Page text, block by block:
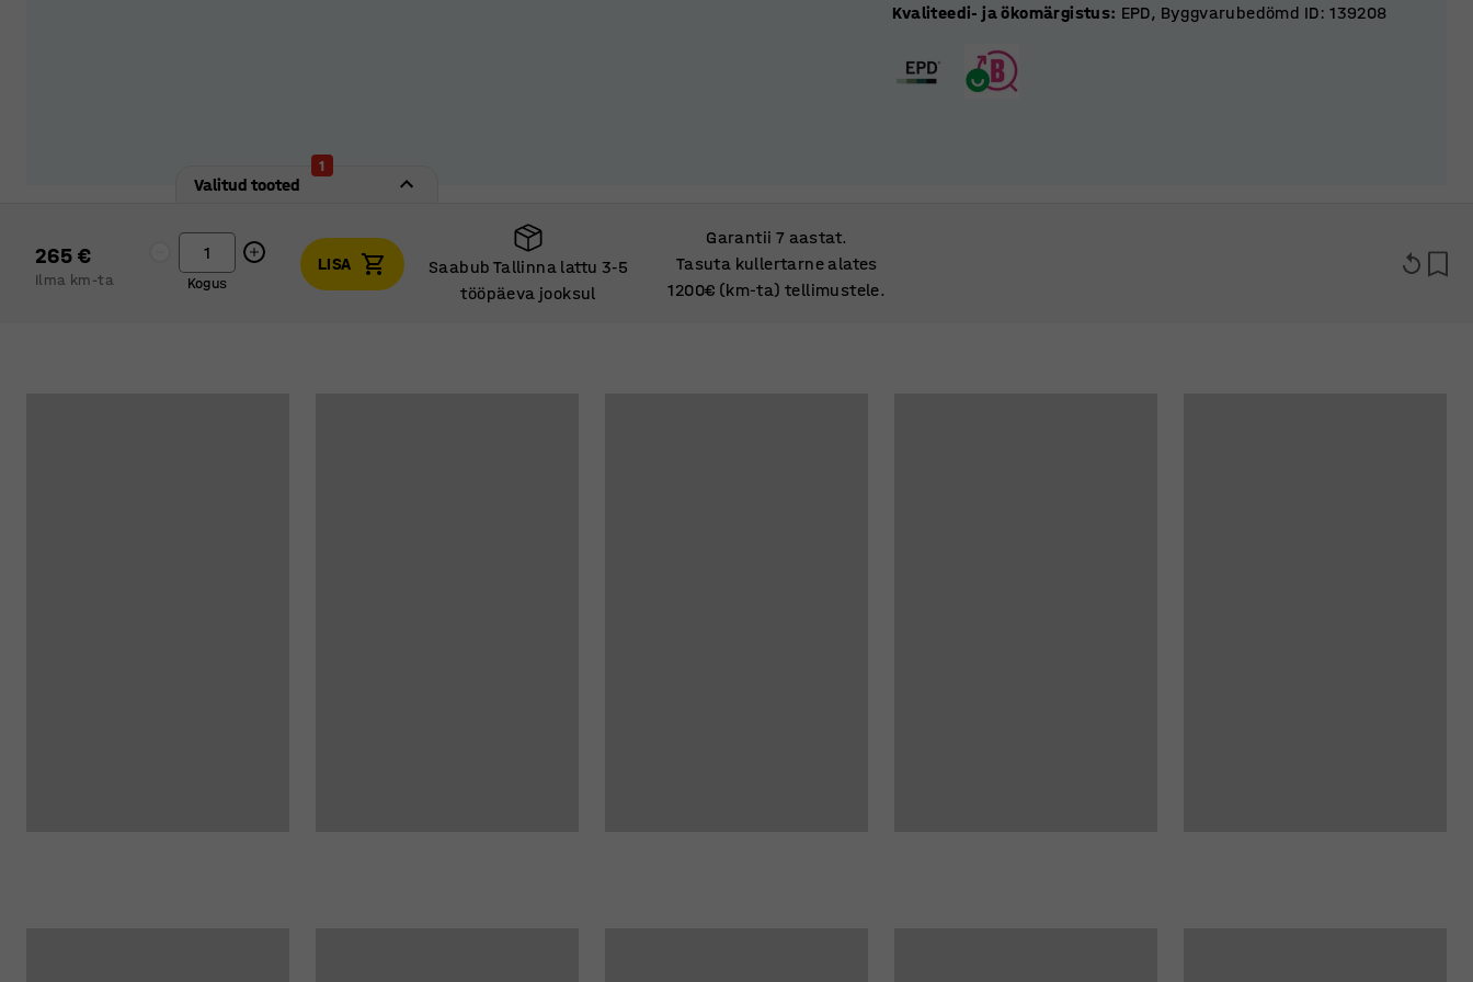
Kvaliteedi- ja ökomärgistus: EPD, Byggvarubedömd ID: 139208
Valitud tooted
1
265 €
Ilma km-ta Kogus
LISA Saabub Tallinna lattu 3‑5
tööpäeva jooksul
Garantii 7 aastat.
Tasuta kullertarne alates
1200€ (km-ta) tellimustele.